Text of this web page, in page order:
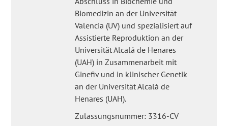
Biomedizin an der Universität
Valencia (UV) und spezialisiert auf
Assistierte Reproduktion an der
Universität Alcalá de Henares
(UAH) in Zusammenarbeit mit
Ginefiv und in klinischer Genetik
an der Universität Alcalá de
Henares (UAH).
Zulassungsnummer: 3316-CV